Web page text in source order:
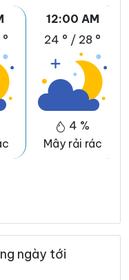
12:00 AM
24 ° / 28 °
4 %
Mây rải rác
ngày tới